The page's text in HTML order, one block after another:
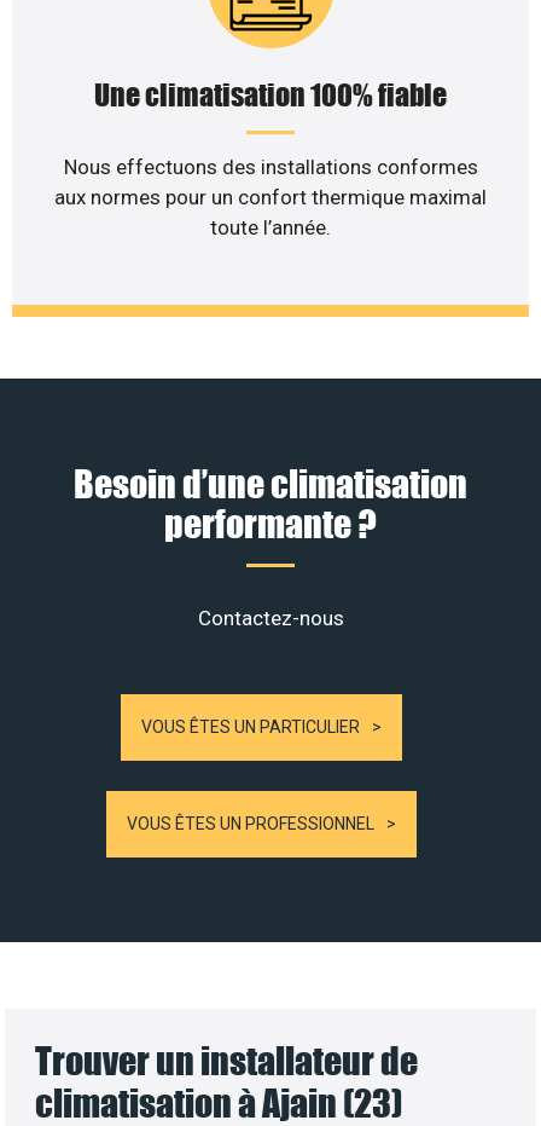
Une climatisation 100% fiable
Nous effectuons des installations conformes
aux normes pour un confort thermique maximal
toute l’année.
Besoin d’une climatisation
performante ?
Contactez-nous
VOUS ÊTES UN PARTICULIER
VOUS ÊTES UN PROFESSIONNEL
Trouver un installateur de
climatisation à Ajain (23)